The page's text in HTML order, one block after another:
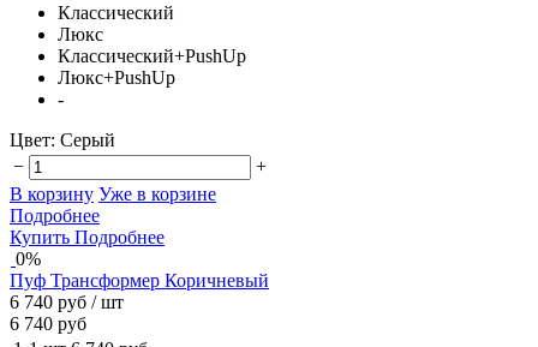
Классический
Люкс
Классический+PushUp
Люкс+PushUp
-
Цвет: Серый
−
+
В корзину Уже в корзине
Подробнее
Купить Подробнее
0%
Пуф Трансформер Коричневый
6 740 руб / шт
6 740 руб